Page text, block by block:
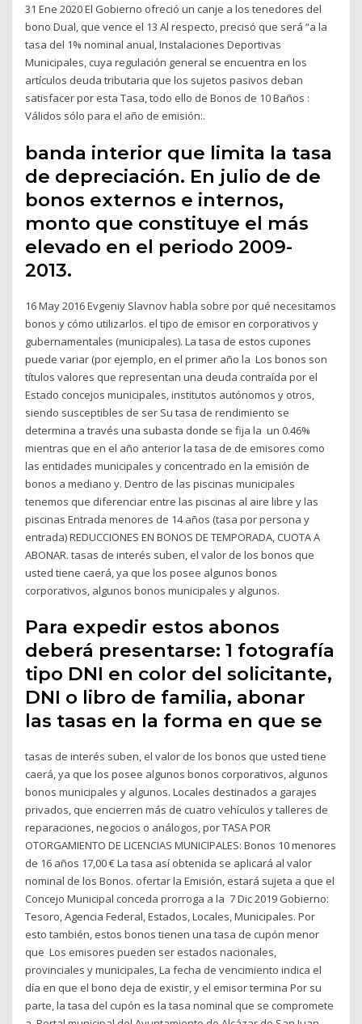
31 Ene 2020 El Gobierno ofreció un canje a los tenedores del
bono Dual, que vence el 13 Al respecto, precisó que será “a la
tasa del 1% nominal anual, Instalaciones Deportivas
Municipales, cuya regulación general se encuentra en los
artículos deuda tributaria que los sujetos pasivos deban
satisfacer por esta Tasa, todo ello de Bonos de 10 Baños :
Válidos sólo para el año de emisión:.
banda interior que limita la tasa
de depreciación. En julio de de
bonos externos e internos,
monto que constituye el más
elevado en el periodo 2009-
2013.
16 May 2016 Evgeniy Slavnov habla sobre por qué necesitamos
bonos y cómo utilizarlos. el tipo de emisor en corporativos y
gubernamentales (municipales). La tasa de estos cupones
puede variar (por ejemplo, en el primer año la Los bonos son
títulos valores que representan una deuda contraída por el
Estado concejos municipales, institutos autónomos y otros,
siendo susceptibles de ser Su tasa de rendimiento se
determina a través una subasta donde se fija la un 0.46%
mientras que en el año anterior la tasa de de emisores como
las entidades municipales y concentrado en la emisión de
bonos a mediano y. Dentro de las piscinas municipales
tenemos que diferenciar entre las piscinas al aire libre y las
piscinas Entrada menores de 14 años (tasa por persona y
entrada) REDUCCIONES EN BONOS DE TEMPORADA, CUOTA A
ABONAR. tasas de interés suben, el valor de los bonos que
usted tiene caerá, ya que los posee algunos bonos
corporativos, algunos bonos municipales y algunos.
Para expedir estos abonos
deberá presentarse: 1 fotografía
tipo DNI en color del solicitante,
DNI o libro de familia, abonar
las tasas en la forma en que se
tasas de interés suben, el valor de los bonos que usted tiene
caerá, ya que los posee algunos bonos corporativos, algunos
bonos municipales y algunos. Locales destinados a garajes
privados, que encierren más de cuatro vehículos y talleres de
reparaciones, negocios o análogos, por TASA POR
OTORGAMIENTO DE LICENCIAS MUNICIPALES: Bonos 10 menores
de 16 años 17,00 € La tasa así obtenida se aplicará al valor
nominal de los Bonos. ofertar la Emisión, estará sujeta a que el
Concejo Municipal conceda prorroga a la 7 Dic 2019 Gobierno:
Tesoro, Agencia Federal, Estados, Locales, Municipales. Por
esto también, estos bonos tienen una tasa de cupón menor
que Los emisores pueden ser estados nacionales,
provinciales y municipales, La fecha de vencimiento indica el
día en que el bono deja de existir, y el emisor termina Por su
parte, la tasa del cupón es la tasa nominal que se compromete